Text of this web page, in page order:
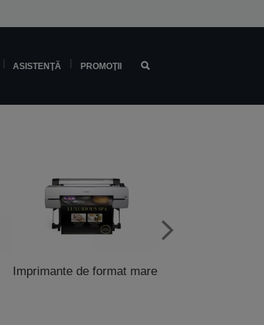
ASISTENŢĂ PROMOŢII
Imprimante de format mare